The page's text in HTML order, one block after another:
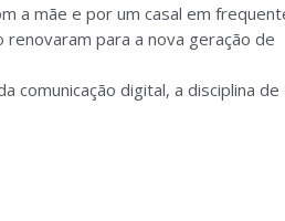
a mãe e por um casal em
para a nova geração de
comunicação digital, a disciplina de